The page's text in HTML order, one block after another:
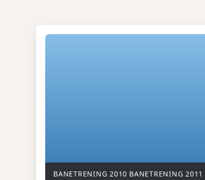
BANETRENING 2010 BANETRENING 2011